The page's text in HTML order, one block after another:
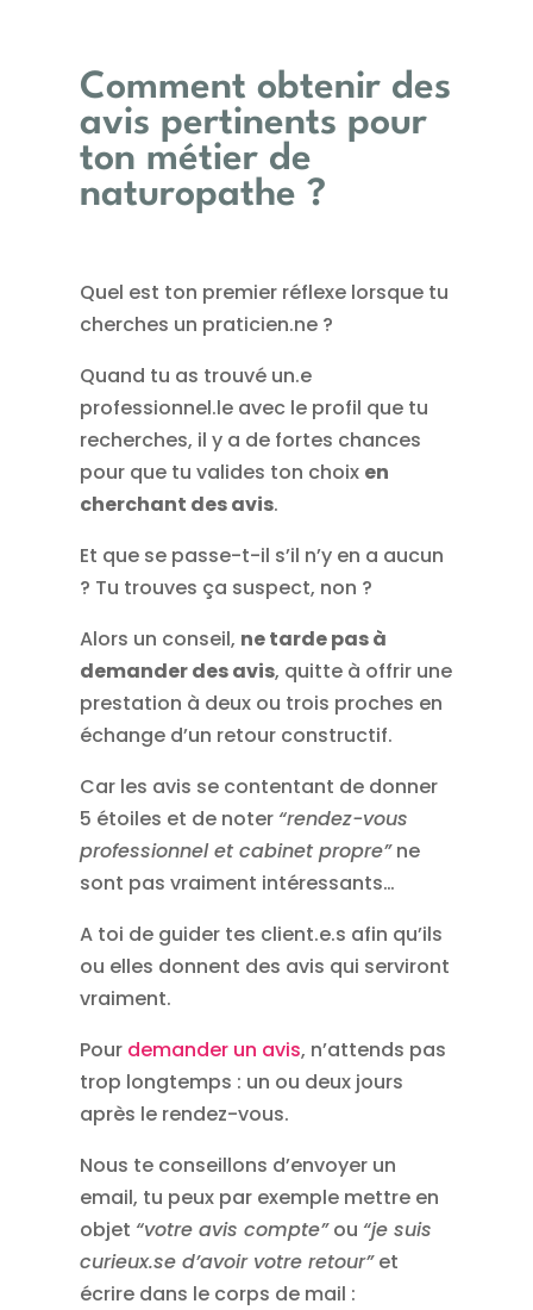
Comment obtenir des
avis pertinents pour
ton métier de
naturopathe ?
Quel est ton premier réflexe lorsque tu
cherches un praticien.ne ?
Quand tu as trouvé un.e
professionnel.le avec le profil que tu
recherches, il y a de fortes chances
pour que tu valides ton choix en
cherchant des avis.
Et que se passe-t-il s’il n’y en a aucun
? Tu trouves ça suspect, non ?
Alors un conseil, ne tarde pas à
demander des avis, quitte à offrir une
prestation à deux ou trois proches en
échange d’un retour constructif.
Car les avis se contentant de donner
5 étoiles et de noter “rendez-vous
professionnel et cabinet propre”ne
sont pas vraiment intéressants…
A toi de guider tes client.e.s afin qu’ils
ou elles donnent des avis qui serviront
vraiment.
Pour demander un avis, n’attends pas
trop longtemps : un ou deux jours
après le rendez-vous.
Nous te conseillons d’envoyer un
email, tu peux par exemple mettre en
objet “votre avis compte”ou “je suis
curieux.se d’avoir votre retour”et
écrire dans le corps de mail :